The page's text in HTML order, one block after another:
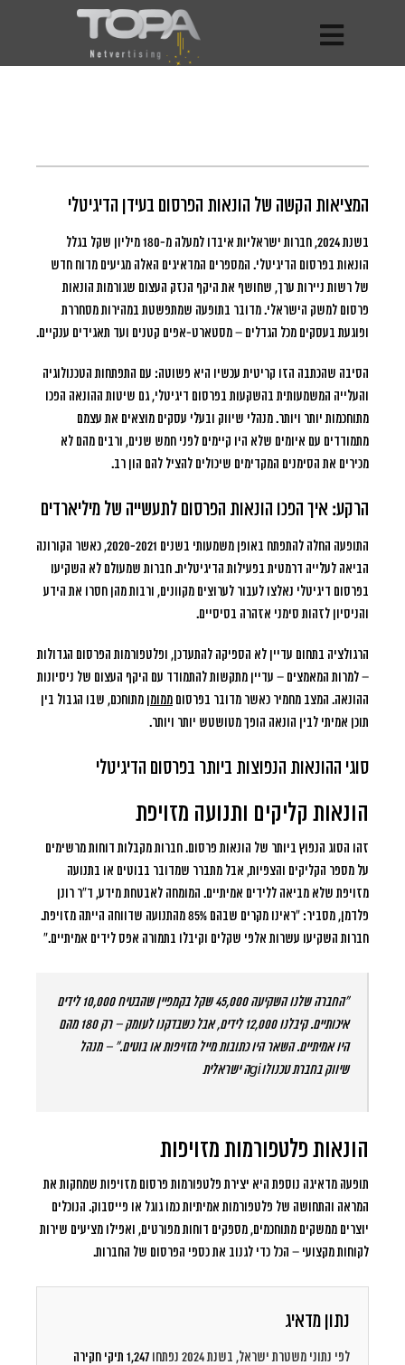
המציאות הקשה של הונאות הפרסום בעידן הדיגיטלי
בשנת 2024, חברות ישראליות איבדו למעלה מ-180 מיליון שקל בגלל
הונאות בפרסום הדיגיטלי. המספרים המדאיגים האלה מגיעים מדוח חדש
של רשות ניירות ערך, שחושף את היקף הנזק העצום שגורמות הונאות
פרסום למשק הישראלי. מדובר בתופעה שמתפשטת במהירות מסחררת
ופוגעת בעסקים מכל הגדלים – מסטארט-אפים קטנים ועד תאגידים ענקיים.
הסיבה שהכתבה הזו קריטית עכשיו היא פשוטה: עם התפתחות הטכנולוגיה
והעלייה המשמעותית בהשקעות בפרסום דיגיטלי, גם שיטות ההונאה הפכו
מתוחכמות יותר ויותר. מנהלי שיווק ובעלי עסקים מוצאים את עצמם
מתמודדים עם איומים שלא היו קיימים לפני חמש שנים, ורבים מהם לא
מכירים את הסימנים המקדימים שיכולים להציל להם הון רב.
הרקע: איך הפכו הונאות הפרסום לתעשייה של מיליארדים
התופעה החלה להתפתח באופן משמעותי בשנים 2020-2021, כאשר הקורונה
הביאה לעלייה דרמטית בפעילות הדיגיטלית. חברות שמעולם לא השקיעו
בפרסום דיגיטלי נאלצו לעבור לערוצים מקוונים, ורבות מהן חסרו את הידע
והניסיון לזהות סימני אזהרה בסיסיים.
הרגולציה בתחום עדיין לא הספיקה להתעדכן, ופלטפורמות הפרסום הגדולות
– למרות המאמצים – עדיין מתקשות להתמודד עם היקף העצום של ניסיונות
ההונאה. המצב מחמיר כאשר מדובר בפרסום ממומן מתוחכם, שבו הגבול בין
תוכן אמיתי לבין הונאה הופך מטושטש יותר ויותר.
סוגי ההונאות הנפוצות ביותר בפרסום הדיגיטלי
הונאות קליקים ותנועה מזויפת
זהו הסוג הנפוץ ביותר של הונאות פרסום. חברות מקבלות דוחות מרשימים
על מספר הקליקים והצפיות, אבל מתברר שמדובר בבוטים או בתנועה
מזויפת שלא מביאה ללידים אמיתיים. המומחה לאבטחת מידע, ד”ר רונן
פלדמן, מסביר: “ראינו מקרים שבהם 85% מהתנועה שדווחה הייתה מזויפת.
חברות השקיעו עשרות אלפי שקלים וקיבלו בתמורה אפס לידים אמיתיים.”
“החברה שלנו השקיעה 45,000 שקל בקמפיין שהבטיח 10,000 לידים
איכותיים. קיבלנו 12,000 לידים, אבל כשבדקנו לעומק – רק 180 מהם
היו אמיתיים. השאר היו כתובות מייל מזויפות או בוטים.” – מנהל
שיווק בחברת טכנולוgiה ישראלית
הונאות פלטפורמות מזויפות
תופעה מדאיגה נוספת היא יצירת פלטפורמות פרסום מזויפות שמחקות את
המראה והתחושה של פלטפורמות אמיתיות כמו גוגל או פייסבוק. הנוכלים
יוצרים ממשקים מתוחכמים, מספקים דוחות מפורטים, ואפילו מציעים שירות
לקוחות מקצועי – הכל כדי לגנוב את כספי הפרסום של החברות.
נתון מדאיג
לפי נתוני משטרת ישראל, בשנת 2024 נפתחו
1,247 תיקי חקירה